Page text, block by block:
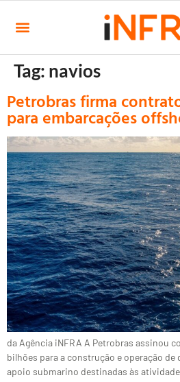
Tag: navios
Petrobras firma
para embarcações
da Agência iNFRA A Petrobras assinou
bilhões para a construção e operação de
apoio submarino destinadas às